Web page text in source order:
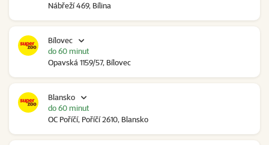
Nábřeží 469, Bílina
Bílovec
Opavská 1159/57, Bílovec
do 60 minut
Blansko
OC Poříčí, Poříčí 2610, Blansko
do 60 minut